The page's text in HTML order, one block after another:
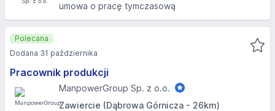
umowa o pracę tymczasową
Pracownik produkcji
ManpowerGroup Sp. z o.o.
Zawiercie (Dąbrowa Górnicza - 26km)
Polecana
Dodana 31 października